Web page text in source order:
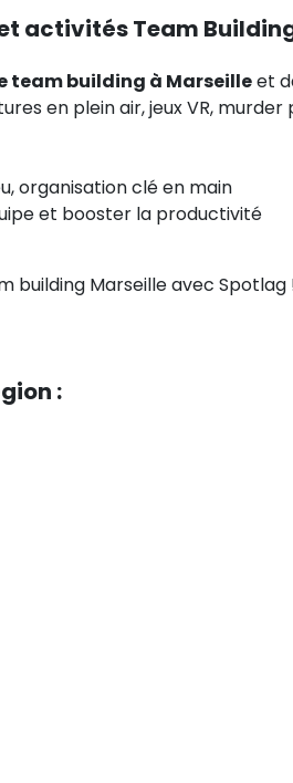
activités Team
team building à Marseilleet
en plein air, jeux VR, murder
organisation clé en main
et booster la productivité
Marseille avec
: